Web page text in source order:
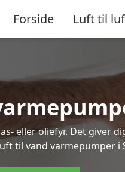
Forside Luft til
eller oliefyr. Det giver
til vand varmepumper